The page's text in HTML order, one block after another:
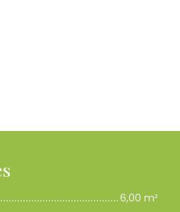
6,00 m²